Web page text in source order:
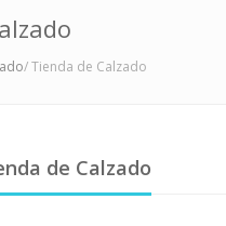
/ Tienda de Calzado
de Calzado